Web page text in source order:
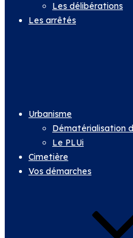
Les délibérations
Les arrêtés
Urbanisme
Dématérialisation
Le PLUi
Cimetière
Vos démarches